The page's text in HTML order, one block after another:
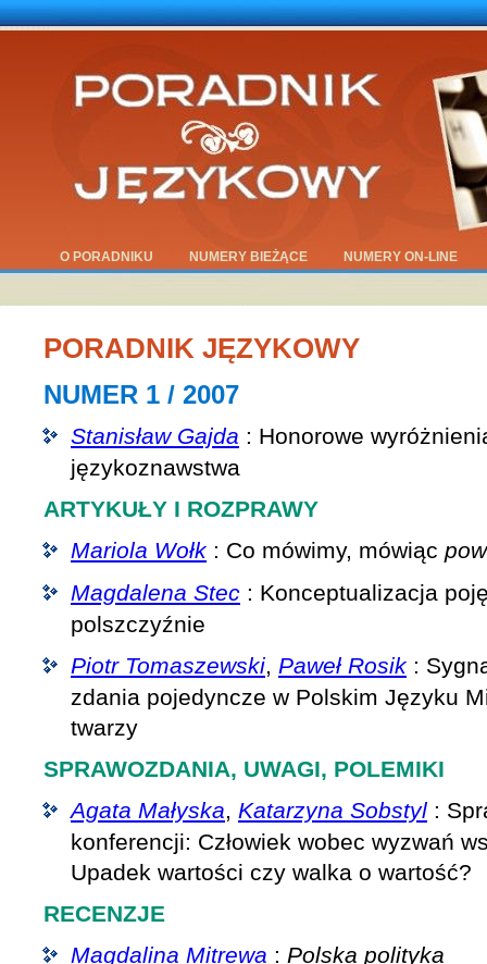
O PORADNIKU NUMERY BIEŻĄCE NUMERY ON-LINE
PORADNIK JĘZYKOWY
NUMER 1 / 2007
Stanisław Gajda : Honorowe
językoznawstwa
ARTYKUŁY I ROZPRAWY
Mariola Wołk : Co mówimy, mówiąc
Magdalena Stec : Konceptualizacja
polszczyźnie
Piotr Tomaszewski, Paweł Rosik :
zdania pojedyncze w Polskim Języku
twarzy
SPRAWOZDANIA, UWAGI, POLEMIKI
Agata Małyska, Katarzyna Sobstyl :
konferencji: Człowiek wobec wyzwań
Upadek wartości czy walka o wartość?
RECENZJE
Magdalina Mitrewa : Polska polityka